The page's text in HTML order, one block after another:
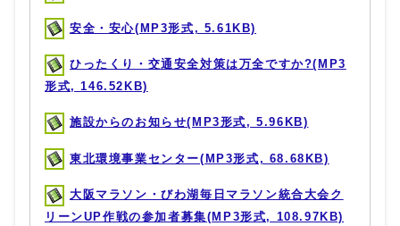
安全・安心(MP3形式, 5.61KB)
ひったくり・交通安全対策は万全ですか?(MP3
形式, 146.52KB)
施設からのお知らせ(MP3形式, 5.96KB)
東北環境事業センター(MP3形式, 68.68KB)
大阪マラソン・びわ湖毎日マラソン統合大会ク
リーンUP作戦の参加者募集(MP3形式, 108.97KB)